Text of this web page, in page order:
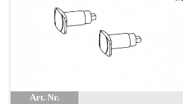
Art. Nr.